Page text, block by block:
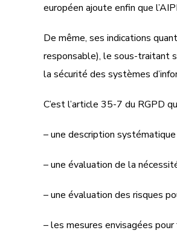
européen ajoute enfin que
De même, ses indications
responsable), le sous-traitant
la sécurité des systèmes
C’est l’article 35-7 du RGPD
– une description
– une évaluation de la
– une évaluation des risques
– les mesures envisagées